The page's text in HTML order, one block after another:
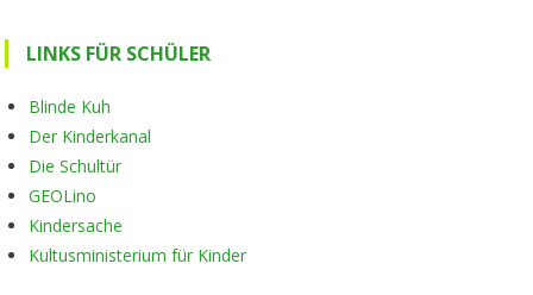
LINKS FÜR SCHÜLER
Blinde Kuh
Der Kinderkanal
Die Schultür
GEOLino
Kindersache
Kultusministerium für Kinder